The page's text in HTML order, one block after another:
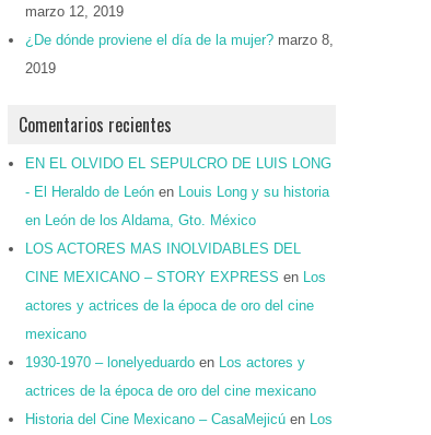
marzo 12, 2019
¿De dónde proviene el día de la mujer? marzo 8,
2019
Comentarios recientes
EN EL OLVIDO EL SEPULCRO DE LUIS LONG
- El Heraldo de León en Louis Long y su historia
en León de los Aldama, Gto. México
LOS ACTORES MAS INOLVIDABLES DEL
CINE MEXICANO – STORY EXPRESS en Los
actores y actrices de la época de oro del cine
mexicano
1930-1970 – lonelyeduardo en Los actores y
actrices de la época de oro del cine mexicano
Historia del Cine Mexicano – CasaMejicú en Los